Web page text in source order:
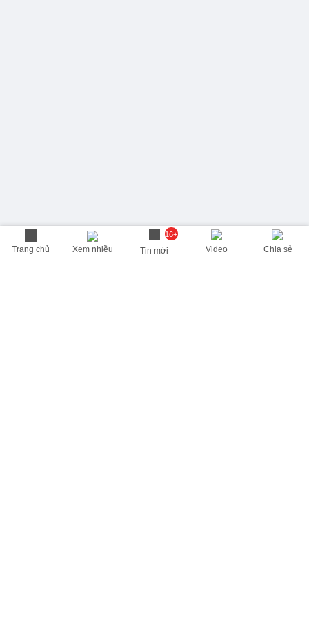
Trang chủ Xem nhiều
16+
Tin mới Video Chia sẻ